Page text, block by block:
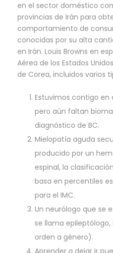
en el sector doméstico
provincias de Irán para
comportamiento de
conocidas por su alta
en Irán. Louis Browns en
Aérea de los Estados
de Corea, incluidos varios
Estuvimos contigo en
pero aún faltan
diagnóstico de BC.
Mielopatía aguda
producido por un
espinal, la
basa en percentiles
para el IMC.
Un neurólogo que se
se llama
orden a género).